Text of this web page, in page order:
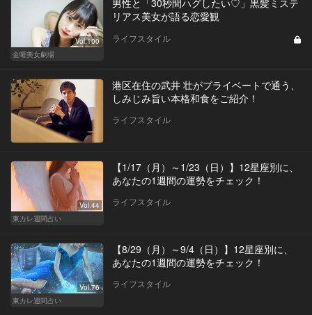
Vol.100
金曜美女劇場
リアス美女が語る恋愛観
ライフスタイル
港区在住の武井 壮がプライベートで通う、
しみじみ旨い本格和食をご紹介！
ライフスタイル
Vol.44
東カレ週間占い
【1/17（月）～1/23（日）】12星座別に、
あなたの1週間の運勢をチェック！
ライフスタイル
Vol.76
東カレ週間占い
【8/29（月）～9/4（日）】12星座別に、
あなたの1週間の運勢をチェック！
ライフスタイル